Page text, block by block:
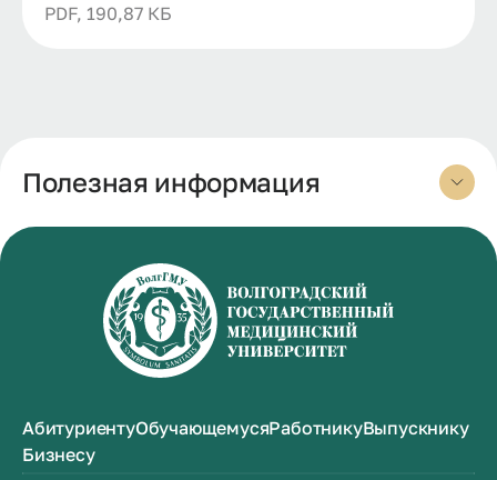
PDF, 190,87 КБ
Полезная информация
АбитуриентуОбучающемусяРаботникуВыпускнику
Бизнесу